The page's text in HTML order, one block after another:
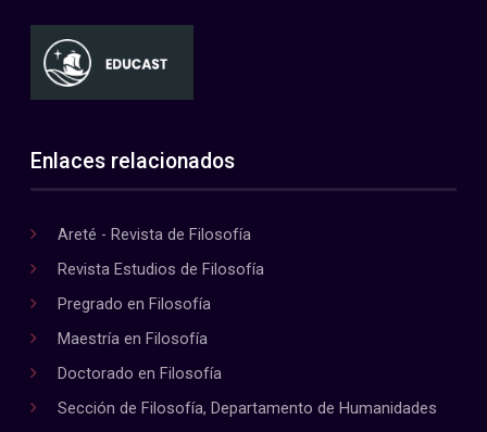
Enlaces relacionados
Areté - Revista de Filosofía
Revista Estudios de Filosofía
Pregrado en Filosofía
Maestría en Filosofía
Doctorado en Filosofía
Sección de Filosofía, Departamento de Humanidades